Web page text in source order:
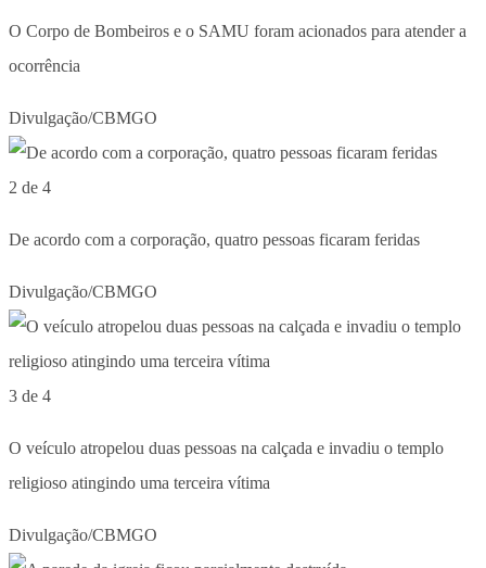
O Corpo de Bombeiros e o SAMU foram acionados para atender a
ocorrência
Divulgação/CBMGO
2 de 4
De acordo com a corporação, quatro pessoas ficaram feridas
Divulgação/CBMGO
3 de 4
O veículo atropelou duas pessoas na calçada e invadiu o templo
religioso atingindo uma terceira vítima
Divulgação/CBMGO